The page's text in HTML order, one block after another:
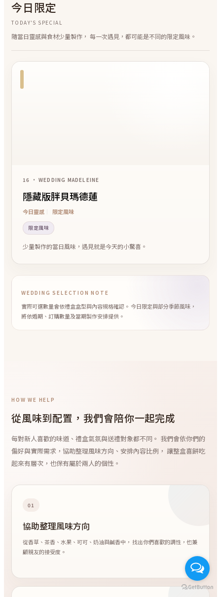
今日限定
TODAY'S SPECIAL
隨當日靈感與食材少量製作， 每一次遇見，都可能是不同的限定風味。
16 • WEDDING MADELEINE
隱藏版胖貝瑪德蓮
今日靈感 限定風味
限定風味
少量製作的當日風味，遇見就是今天的小驚喜。
WEDDING SELECTION NOTE
實際可選數量會依禮盒盒型與內容規格確認。 今日限定與部分季節風味，
將依婚期、訂購數量及當期製作安排提供。
HOW WE HELP
從風味到配置，我們會陪你一起完成
每對新人喜歡的味道、禮盒氣氛與送禮對象都不同。 我們會依你們的
偏好與實際需求，協助整理風味方向、安排內容比例， 讓整盒喜餅吃
起來有層次，也保有屬於兩人的個性。
01
協助整理風味方向
從香草、茶香、水果、可可、奶油與鹹香中， 找出你們喜歡的調性，也兼
顧親友的接受度。